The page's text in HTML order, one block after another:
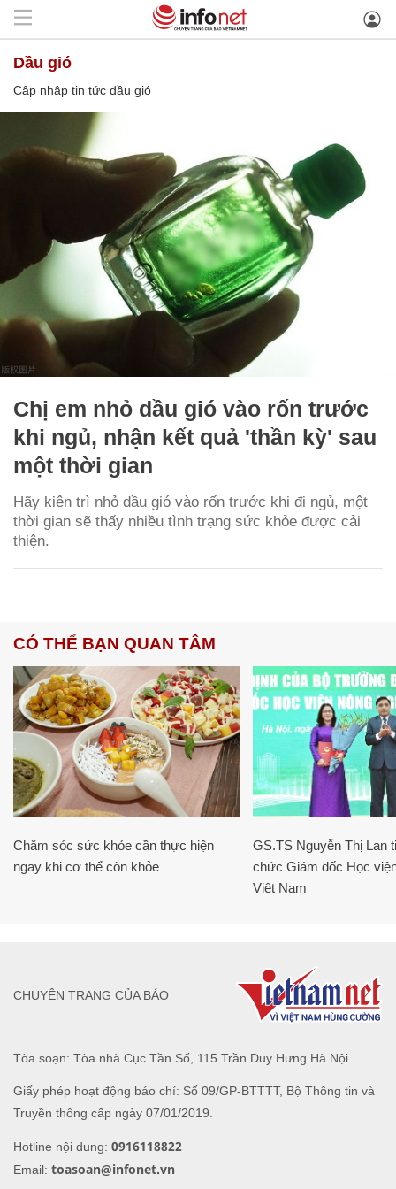
dầu gió
Cập nhập tin tức dầu gió
Chị em nhỏ dầu gió vào rốn trước
khi ngủ, nhận kết quả 'thần kỳ' sau
một thời gian
Hãy kiên trì nhỏ dầu gió vào rốn trước khi đi ngủ, một
thời gian sẽ thấy nhiều tình trạng sức khỏe được cải
thiện.
CÓ THỂ BẠN QUAN TÂM
Chăm sóc sức khỏe cần thực hiện
ngay khi cơ thể còn khỏe
GS.TS Nguyễn Thị Lan
chức Giám đốc Học
Việt Nam
Tòa soạn: Tòa nhà Cục Tần Số, 115 Trần Duy Hưng Hà Nội
Giấy phép hoạt động báo chí: Số 09/GP-BTTTT, Bộ Thông tin và
Truyền thông cấp ngày 07/01/2019.
Hotline nội dung: 0916118822
Email: toasoan@infonet.vn
CHUYÊN TRANG CỦA BÁO